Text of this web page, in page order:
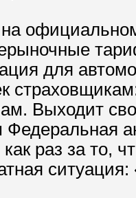
на
для
Выходит
Федеральная
раз за то,